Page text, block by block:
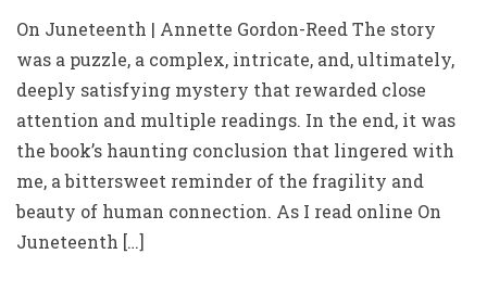
On Juneteenth | Annette Gordon-Reed The story
was a puzzle, a complex, intricate, and, ultimately,
deeply satisfying mystery that rewarded close
attention and multiple readings. In the end, it was
the book’s haunting conclusion that lingered with
me, a bittersweet reminder of the fragility and
beauty of human connection. As I read online On
Juneteenth […]